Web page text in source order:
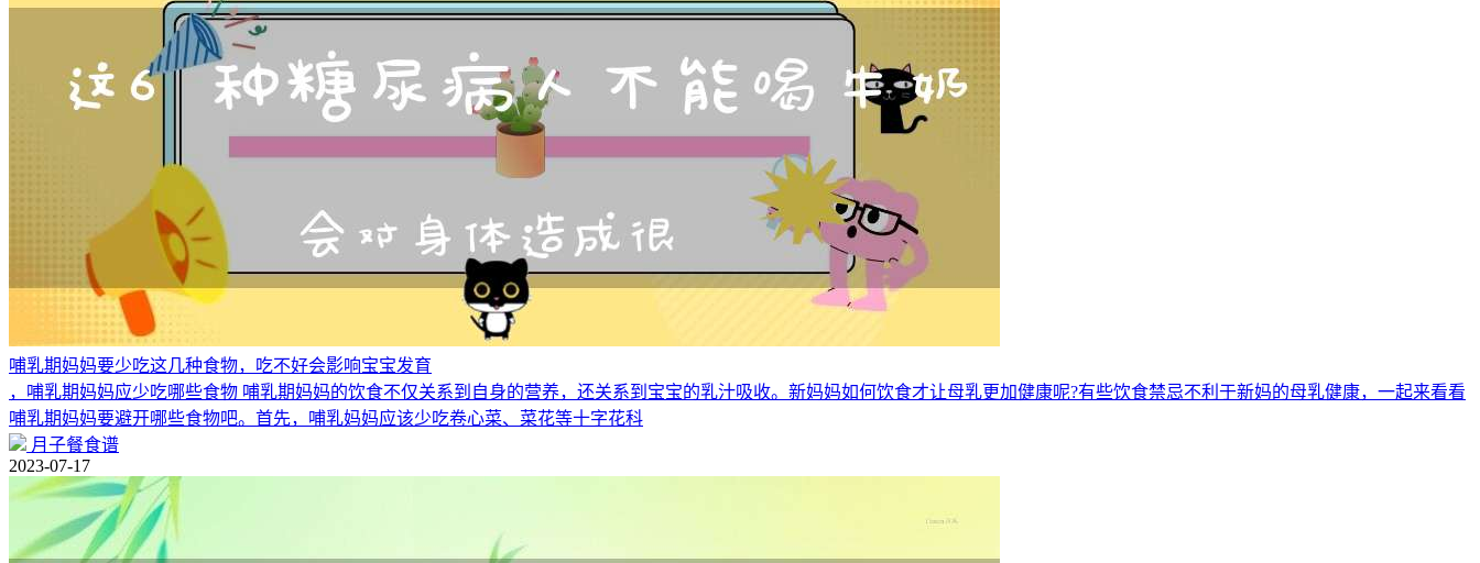
哺乳期妈妈要少吃这几种食物，吃不好会影响宝宝发育
，哺乳期妈妈应少吃哪些食物 哺乳期妈妈的饮食不仅关系到自身的营养，还关系到宝宝的乳汁吸收。新妈妈如何饮食才让母乳更加健康呢?有些饮食禁忌不利于新妈的母乳健康，一起来看看
哺乳期妈妈要避开哪些食物吧。首先，哺乳妈妈应该少吃卷心菜、菜花等十字花科
月子餐食谱
2023-07-17